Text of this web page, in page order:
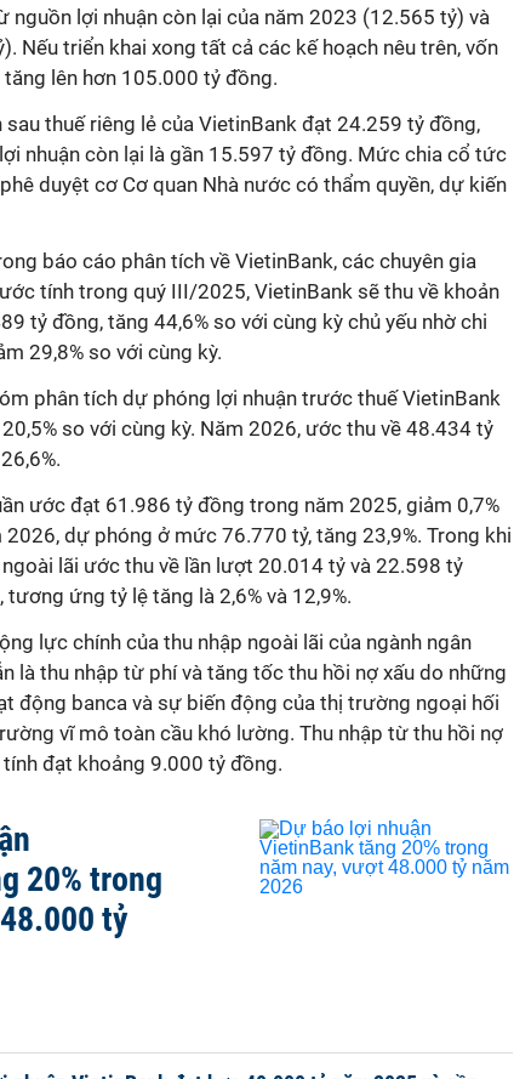
nguồn lợi nhuận còn lại của năm 2023 (12.565 tỷ) và
Nếu triển khai xong tất cả các kế hoạch nêu trên, vốn
lên hơn 105.000 tỷ đồng.
sau thuế riêng lẻ của VietinBank đạt 24.259 tỷ đồng,
nhuận còn lại là gần 15.597 tỷ đồng. Mức chia cổ tức
duyệt cơ Cơ quan Nhà nước có thẩm quyền, dự kiến
báo cáo phân tích về VietinBank, các chuyên gia
tính trong quý III/2025, VietinBank sẽ thu về khoản
tỷ đồng, tăng 44,6% so với cùng kỳ chủ yếu nhờ chi
29,8% so với cùng kỳ.
phân tích dự phóng lợi nhuận trước thuế VietinBank
so với cùng kỳ. Năm 2026, ước thu về 48.434 tỷ
ước đạt 61.986 tỷ đồng trong năm 2025, giảm 0,7%
2026, dự phóng ở mức 76.770 tỷ, tăng 23,9%. Trong khi
lãi ước thu về lần lượt 20.014 tỷ và 22.598 tỷ
ứng tỷ lệ tăng là 2,6% và 12,9%.
lực chính của thu nhập ngoài lãi của ngành ngân
là thu nhập từ phí và tăng tốc thu hồi nợ xấu do những
động banca và sự biến động của thị trường ngoại hối
vĩ mô toàn cầu khó lường. Thu nhập từ thu hồi nợ
đạt khoảng 9.000 tỷ đồng.
20% trong
tỷ